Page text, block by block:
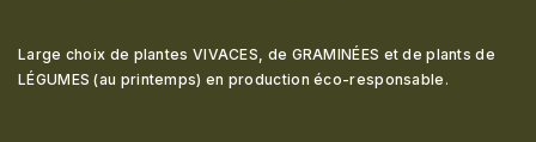
Large choix de plantes VIVACES, de GRAMINÉES et de plants de
LÉGUMES (au printemps) en production éco-responsable .